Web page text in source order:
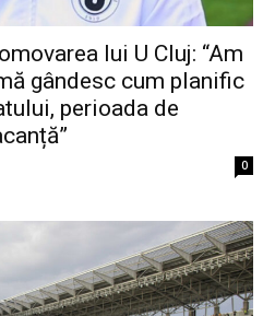
lui U Cluj: “Am
gândesc cum planific
perioada de
0